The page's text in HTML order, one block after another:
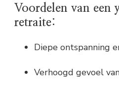
Voordelen van een
retraite:
Diepe ontspanning
Verhoogd gevoel